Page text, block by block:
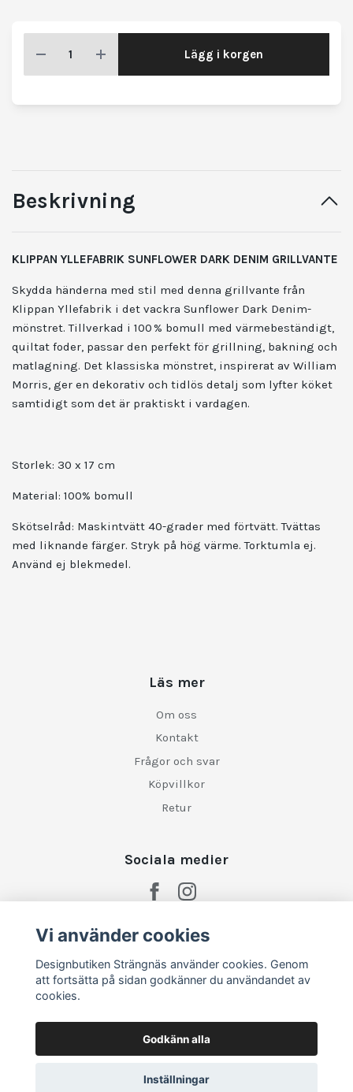
Lägg i korgen
Beskrivning
KLIPPAN YLLEFABRIK SUNFLOWER DARK DENIM GRILLVANTE
Skydda händerna med stil med denna grillvante från
Klippan Yllefabrik i det vackra Sunflower Dark Denim-
mönstret. Tillverkad i 100 % bomull med värmebeständigt,
quiltat foder, passar den perfekt för grillning, bakning och
matlagning. Det klassiska mönstret, inspirerat av William
Morris, ger en dekorativ och tidlös detalj som lyfter köket
samtidigt som det är praktiskt i vardagen.
Storlek: 30 x 17 cm
Material: 100% bomull
Skötselråd: Maskintvätt 40-grader med förtvätt. Tvättas
med liknande färger. Stryk på hög värme. Torktumla ej.
Använd ej blekmedel.
Läs mer
Om oss
Kontakt
Frågor och svar
Köpvillkor
Retur
Sociala medier
© 2026 Designbutiken Strängnäs
Vi använder cookies
Designbutiken Strängnäs använder cookies. Genom
att fortsätta på sidan godkänner du användandet av
cookies.
Godkänn alla
Inställningar